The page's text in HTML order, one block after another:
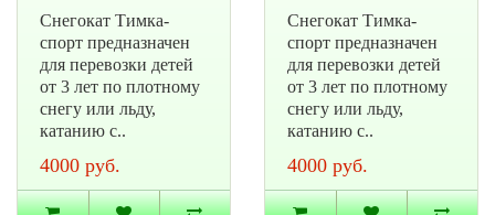
Снегокат Тимка-
спорт предназначен
для перевозки детей
от 3 лет по плотному
снегу или льду,
катанию с..
4000 руб.
Снегокат Тимка-
спорт предназначен
для перевозки детей
от 3 лет по плотному
снегу или льду,
катанию с..
4000 руб.